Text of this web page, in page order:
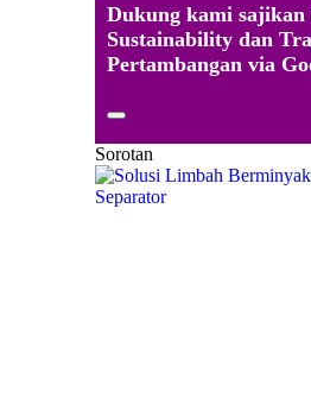
Dukung kami sajikan
Sustainability dan
Pertambangan via
Sorotan